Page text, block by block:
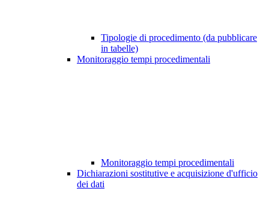
Tipologie di procedimento (da pubblicare
in tabelle)
Monitoraggio tempi procedimentali
Monitoraggio tempi procedimentali
Dichiarazioni sostitutive e acquisizione d'ufficio
dei dati